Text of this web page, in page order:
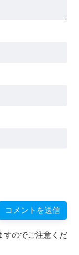
すのでご注意くだ